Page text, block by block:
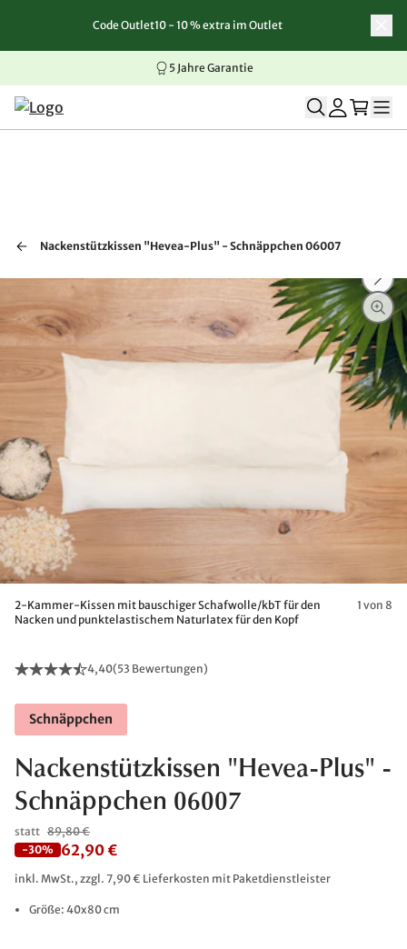
Zum Inhalt springen
Zur Navigation springen
Zum Seitenende springen
Code Outlet10 - 10 % extra im Outlet
5 Jahre Garantie
Nackenstützkissen "Hevea-Plus" - Schnäppchen 06007
2-Kammer-Kissen mit bauschiger Schafwolle/kbT für den
Nacken und punktelastischem Naturlatex für den Kopf
1 von 8
4,40(53 Bewertungen)
Schnäppchen
Nackenstützkissen "Hevea-Plus" -
Schnäppchen 06007
statt 89,80 €
-30% 62,90 €
inkl. MwSt., zzgl. 7,90 € Lieferkosten mit Paketdienstleister
Größe: 40x80 cm